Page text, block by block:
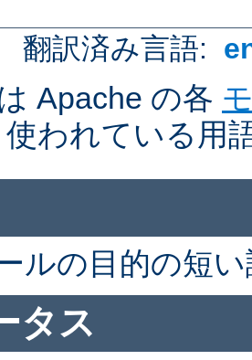
翻訳済み言語:
Apache の各
われている用
ルの目的の短
タス